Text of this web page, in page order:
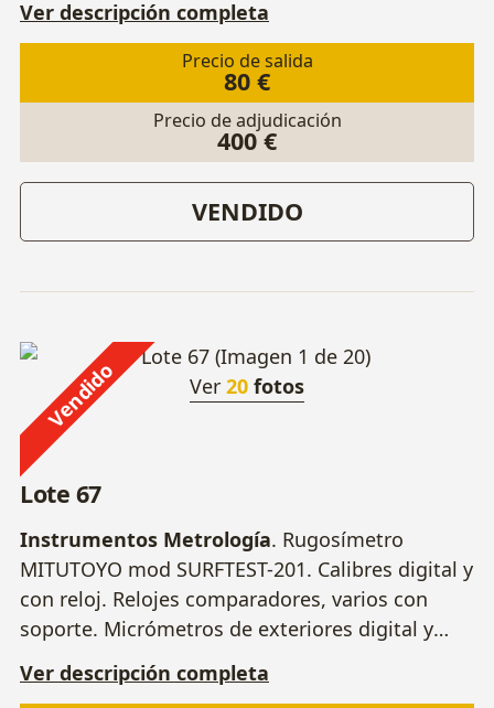
Ver descripción completa
Precio de salida
80 €
Precio de adjudicación
400 €
VENDIDO
Vendido Ver 20 fotos
Lote 67
Instrumentos Metrología. Rugosímetro
MITUTOYO mod SURFTEST-201. Calibres digital y
con reloj. Relojes comparadores, varios con
soporte. Micrómetros de exteriores digital y
con arboladura. Otros.
Ver descripción completa